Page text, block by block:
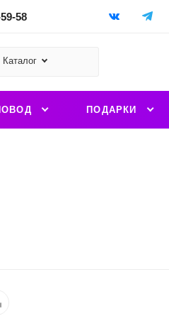
58
Каталог
ПОДАРКИ